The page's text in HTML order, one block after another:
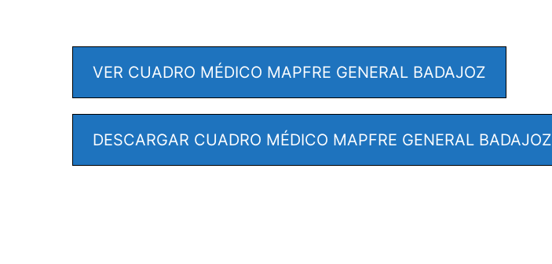
VER CUADRO MÉDICO MAPFRE GENERAL BADAJOZ
DESCARGAR CUADRO MÉDICO MAPFRE GENERAL BADAJOZ